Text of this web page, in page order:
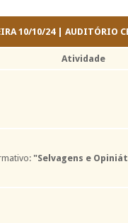
10/10/24 | AUDITÓRIO
Atividade
"Selvagens e